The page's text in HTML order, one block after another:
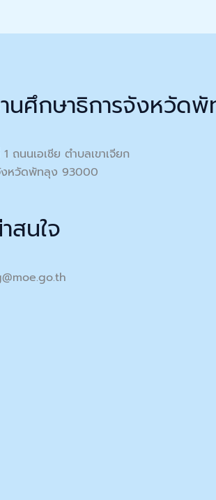
นศึกษาธิการจังหวัด
ถนนเอเชีย ตำบลเขาเจียก
งหวัดพัทลุง 93000
สนใจ